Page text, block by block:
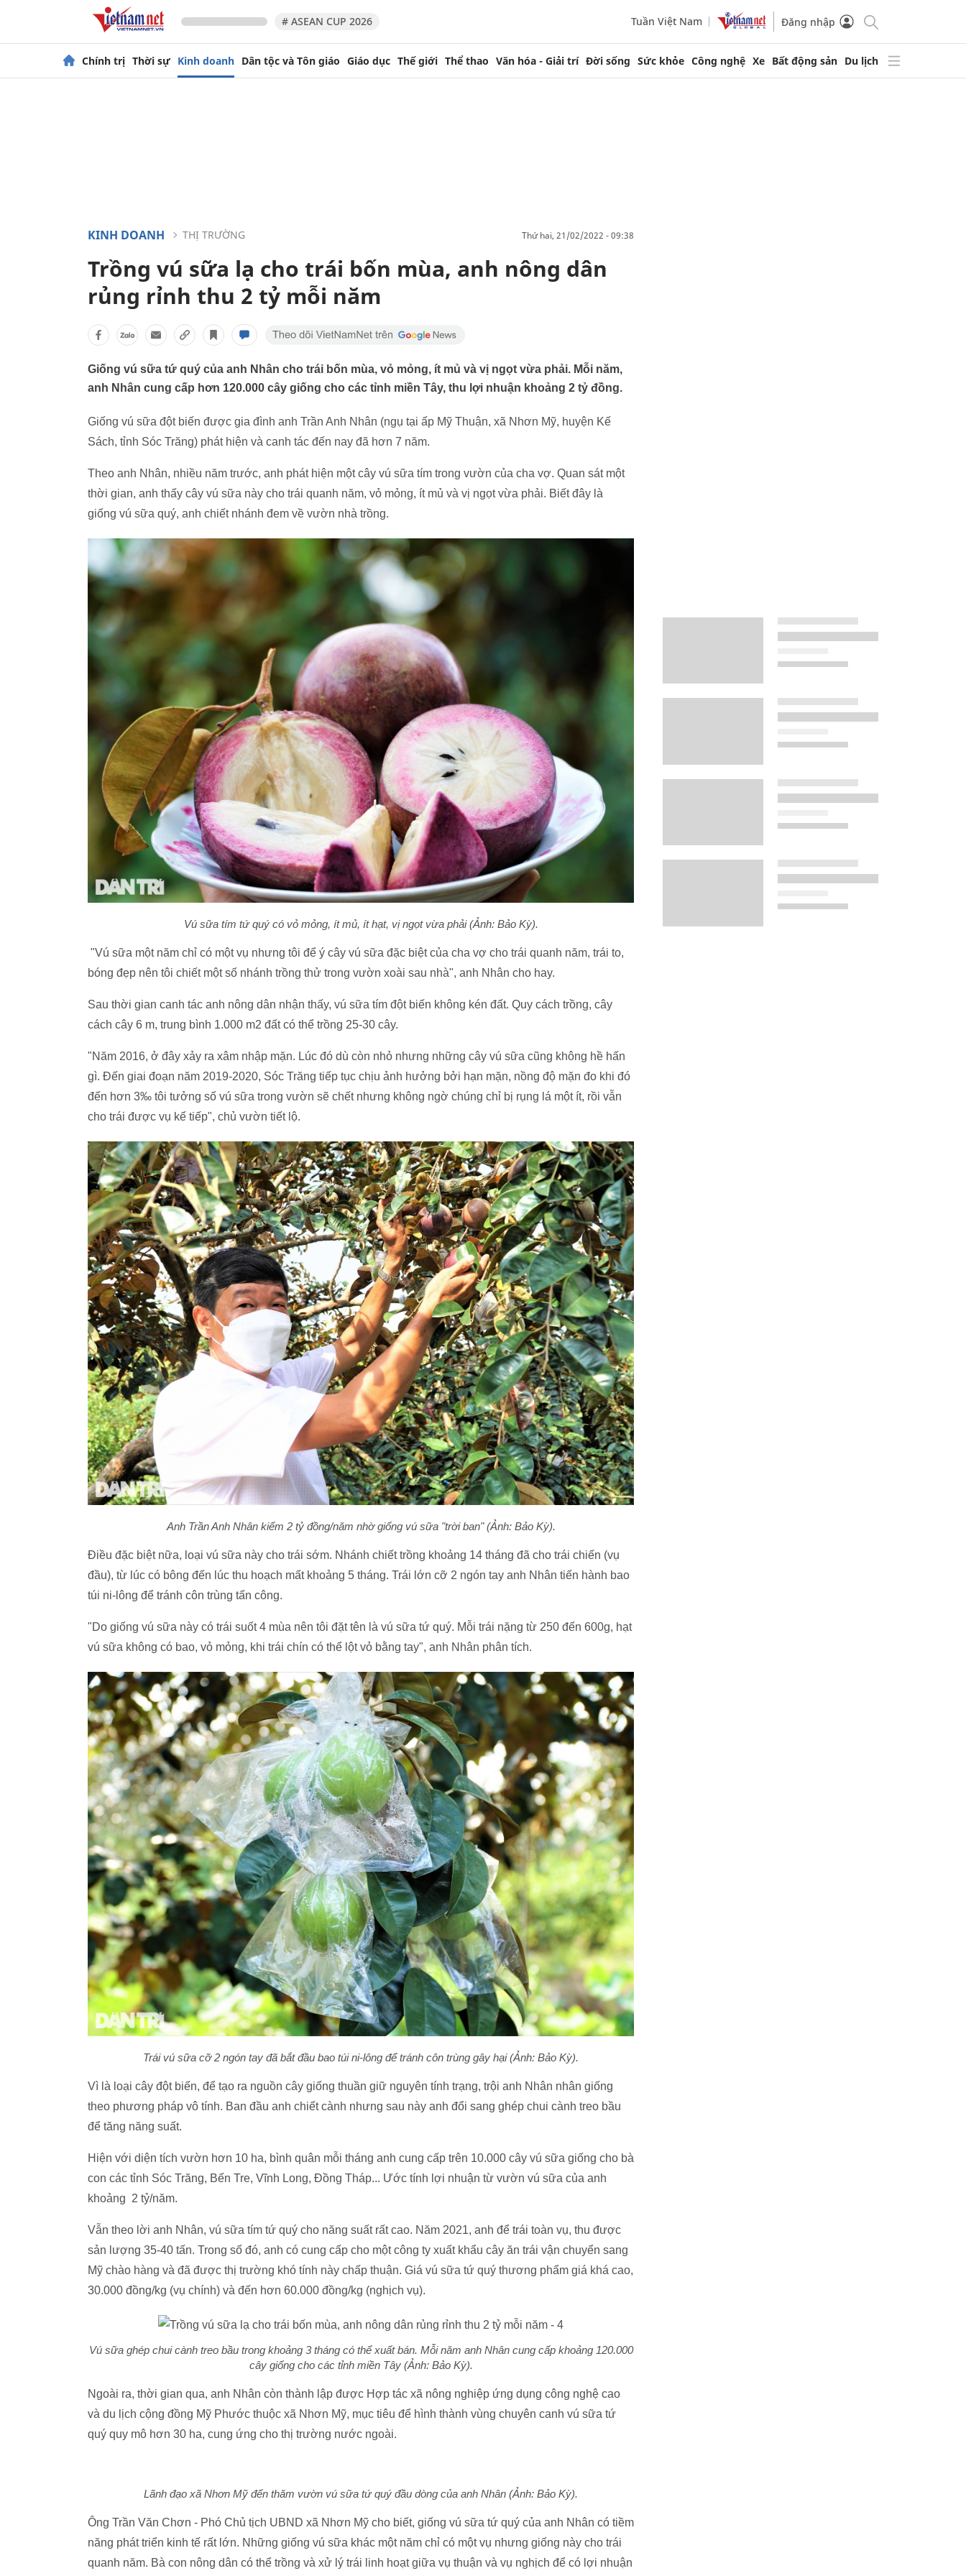
# ASEAN CUP 2026 Tuần Việt Nam Đăng nhập
Chính trị Thời sự Kinh doanh Dân tộc và Tôn giáo Giáo dục Thế giới Thể thao Văn hóa - Giải trí Đời sống Sức khỏe Công nghệ Xe Bất động sản Du lịch
KINH DOANH THỊ TRƯỜNG thứ hai, 21/02/2022 - 09:38
Trồng vú sữa lạ cho trái bốn mùa, anh nông dân
rủng rỉnh thu 2 tỷ mỗi năm
Giống vú sữa tứ quý của anh Nhân cho trái bốn mùa, vỏ mỏng, ít mủ và vị ngọt vừa phải. Mỗi năm,
anh Nhân cung cấp hơn 120.000 cây giống cho các tỉnh miền Tây, thu lợi nhuận khoảng 2 tỷ đồng.
Giống vú sữa đột biến được gia đình anh Trần Anh Nhân (ngụ tại ấp Mỹ Thuận, xã Nhơn Mỹ, huyện Kế
Sách, tỉnh Sóc Trăng) phát hiện và canh tác đến nay đã hơn 7 năm.
Theo anh Nhân, nhiều năm trước, anh phát hiện một cây vú sữa tím trong vườn của cha vợ. Quan sát một
thời gian, anh thấy cây vú sữa này cho trái quanh năm, vỏ mỏng, ít mủ và vị ngọt vừa phải. Biết đây là
giống vú sữa quý, anh chiết nhánh đem về vườn nhà trồng.
Vú sữa tím tứ quý có vỏ mỏng, ít mủ, ít hạt, vị ngọt vừa phải (Ảnh: Bảo Kỳ).
"Vú sữa một năm chỉ có một vụ nhưng tôi để ý cây vú sữa đặc biệt của cha vợ cho trái quanh năm, trái to,
bóng đẹp nên tôi chiết một số nhánh trồng thử trong vườn xoài sau nhà", anh Nhân cho hay.
Sau thời gian canh tác anh nông dân nhận thấy, vú sữa tím đột biến không kén đất. Quy cách trồng, cây
cách cây 6 m, trung bình 1.000 m2 đất có thể trồng 25-30 cây.
"Năm 2016, ở đây xảy ra xâm nhập mặn. Lúc đó dù còn nhỏ nhưng những cây vú sữa cũng không hề hấn
gì. Đến giai đoạn năm 2019-2020, Sóc Trăng tiếp tục chịu ảnh hưởng bởi hạn mặn, nồng độ mặn đo khi đó
đến hơn 3‰ tôi tưởng số vú sữa trong vườn sẽ chết nhưng không ngờ chúng chỉ bị rụng lá một ít, rồi vẫn
cho trái được vụ kế tiếp", chủ vườn tiết lộ.
Anh Trần Anh Nhân kiếm 2 tỷ đồng/năm nhờ giống vú sữa "trời ban" (Ảnh: Bảo Kỳ).
Điều đặc biệt nữa, loại vú sữa này cho trái sớm. Nhánh chiết trồng khoảng 14 tháng đã cho trái chiến (vụ
đầu), từ lúc có bông đến lúc thu hoạch mất khoảng 5 tháng. Trái lớn cỡ 2 ngón tay anh Nhân tiến hành bao
túi ni-lông để tránh côn trùng tấn công.
"Do giống vú sữa này có trái suốt 4 mùa nên tôi đặt tên là vú sữa tứ quý. Mỗi trái nặng từ 250 đến 600g, hạt
vú sữa không có bao, vỏ mỏng, khi trái chín có thể lột vỏ bằng tay", anh Nhân phân tích.
Trái vú sữa cỡ 2 ngón tay đã bắt đầu bao túi ni-lông để tránh côn trùng gây hại (Ảnh: Bảo Kỳ).
Vì là loại cây đột biến, để tạo ra nguồn cây giống thuần giữ nguyên tính trạng, trội anh Nhân nhân giống
theo phương pháp vô tính. Ban đầu anh chiết cành nhưng sau này anh đổi sang ghép chui cành treo bầu
để tăng năng suất.
Hiện với diện tích vườn hơn 10 ha, bình quân mỗi tháng anh cung cấp trên 10.000 cây vú sữa giống cho bà
con các tỉnh Sóc Trăng, Bến Tre, Vĩnh Long, Đồng Tháp... Ước tính lợi nhuận từ vườn vú sữa của anh
khoảng 2 tỷ/năm.
Vẫn theo lời anh Nhân, vú sữa tím tứ quý cho năng suất rất cao. Năm 2021, anh để trái toàn vụ, thu được
sản lượng 35-40 tấn. Trong số đó, anh có cung cấp cho một công ty xuất khẩu cây ăn trái vận chuyển sang
Mỹ chào hàng và đã được thị trường khó tính này chấp thuận. Giá vú sữa tứ quý thương phẩm giá khá cao,
30.000 đồng/kg (vụ chính) và đến hơn 60.000 đồng/kg (nghịch vụ).
Vú sữa ghép chui cành treo bầu trong khoảng 3 tháng có thể xuất bán. Mỗi năm anh Nhân cung cấp khoảng 120.000
cây giống cho các tỉnh miền Tây (Ảnh: Bảo Kỳ).
Ngoài ra, thời gian qua, anh Nhân còn thành lập được Hợp tác xã nông nghiệp ứng dụng công nghệ cao
và du lịch cộng đồng Mỹ Phước thuộc xã Nhơn Mỹ, mục tiêu để hình thành vùng chuyên canh vú sữa tứ
quý quy mô hơn 30 ha, cung ứng cho thị trường nước ngoài.
Lãnh đạo xã Nhơn Mỹ đến thăm vườn vú sữa tứ quý đầu dòng của anh Nhân (Ảnh: Bảo Kỳ).
Ông Trần Văn Chơn - Phó Chủ tịch UBND xã Nhơn Mỹ cho biết, giống vú sữa tứ quý của anh Nhân có tiềm
năng phát triển kinh tế rất lớn. Những giống vú sữa khác một năm chỉ có một vụ nhưng giống này cho trái
quanh năm. Bà con nông dân có thể trồng và xử lý trái linh hoạt giữa vụ thuận và vụ nghịch để có lợi nhuận